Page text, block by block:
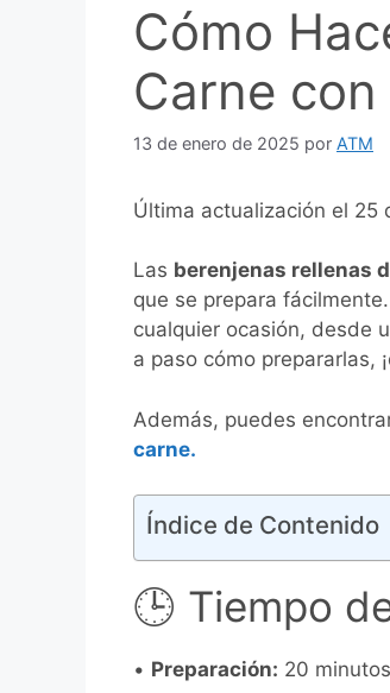
Cómo
Carne
13 de enero de 2025 por ATM
Última actualización el 25
Las berenjenas rellenas
que se prepara
cualquier ocasión, desde
a paso cómo prepararlas,
Además, puedes
carne.
Índice de Contenido
🕒 Tiempo
• Preparación: 20 minutos